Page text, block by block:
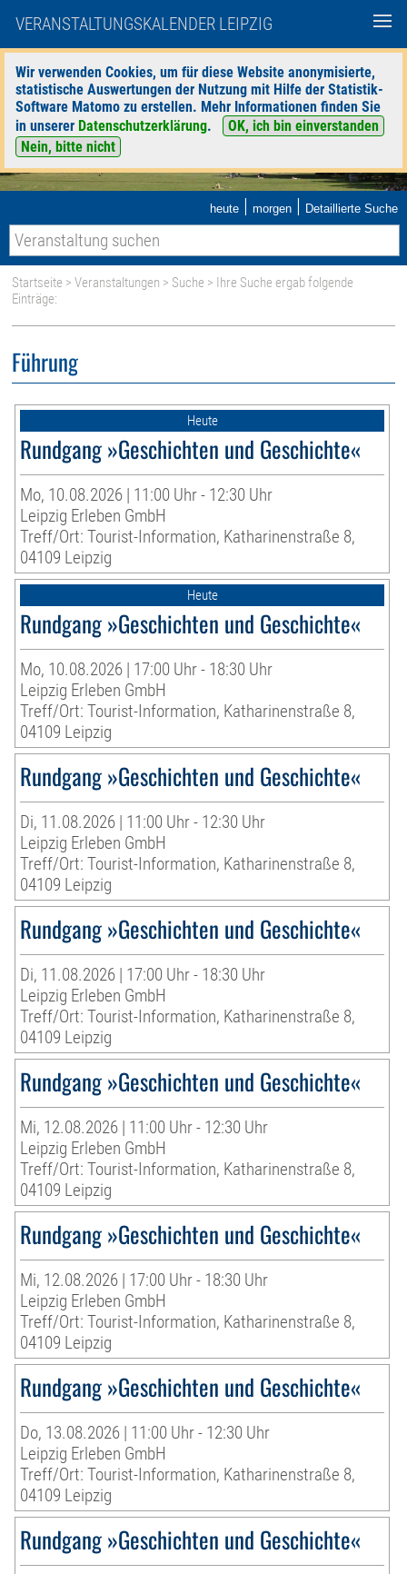
VERANSTALTUNGSKALENDER LEIPZIG
Wir verwenden Cookies, um für diese Website anonymisierte,
statistische Auswertungen der Nutzung mit Hilfe der Statistik-
Software Matomo zu erstellen. Mehr Informationen finden Sie
in unserer Datenschutzerklärung.
OK, ich bin einverstanden
Nein, bitte nicht
heute | morgen | Detaillierte Suche
Startseite >Veranstaltungen > Suche > Ihre Suche ergab folgende
Einträge:
Führung
Heute
Rundgang »Geschichten und Geschichte«
Mo, 10.08.2026 | 11:00 Uhr - 12:30 Uhr
Leipzig Erleben GmbH
Treff/Ort: Tourist-Information, Katharinenstraße 8,
04109 Leipzig
Heute
Rundgang »Geschichten und Geschichte«
Mo, 10.08.2026 | 17:00 Uhr - 18:30 Uhr
Leipzig Erleben GmbH
Treff/Ort: Tourist-Information, Katharinenstraße 8,
04109 Leipzig
Rundgang »Geschichten und Geschichte«
Di, 11.08.2026 | 11:00 Uhr - 12:30 Uhr
Leipzig Erleben GmbH
Treff/Ort: Tourist-Information, Katharinenstraße 8,
04109 Leipzig
Rundgang »Geschichten und Geschichte«
Di, 11.08.2026 | 17:00 Uhr - 18:30 Uhr
Leipzig Erleben GmbH
Treff/Ort: Tourist-Information, Katharinenstraße 8,
04109 Leipzig
Rundgang »Geschichten und Geschichte«
Mi, 12.08.2026 | 11:00 Uhr - 12:30 Uhr
Leipzig Erleben GmbH
Treff/Ort: Tourist-Information, Katharinenstraße 8,
04109 Leipzig
Rundgang »Geschichten und Geschichte«
Mi, 12.08.2026 | 17:00 Uhr - 18:30 Uhr
Leipzig Erleben GmbH
Treff/Ort: Tourist-Information, Katharinenstraße 8,
04109 Leipzig
Rundgang »Geschichten und Geschichte«
Do, 13.08.2026 | 11:00 Uhr - 12:30 Uhr
Leipzig Erleben GmbH
Treff/Ort: Tourist-Information, Katharinenstraße 8,
04109 Leipzig
Rundgang »Geschichten und Geschichte«